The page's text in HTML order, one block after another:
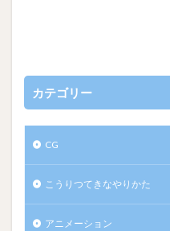
カテゴリー
CG
こうりつてきなやりかた
アニメーション